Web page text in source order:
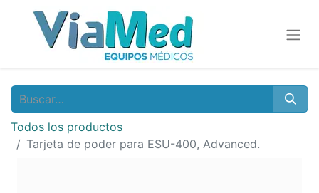
Todos los productos
Tarjeta de poder para ESU-400, Advanced.